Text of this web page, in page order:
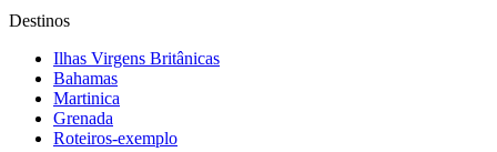
Destinos
Ilhas Virgens Britânicas
Bahamas
Martinica
Grenada
Roteiros-exemplo